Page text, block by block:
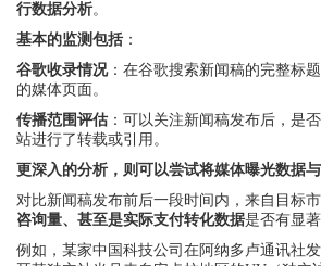
行数据分析。
基本的监测包括 ：
谷歌收录情况：在谷歌搜索新闻稿的完整标
的媒体页面。
传播范围评估 ：可以关注新闻稿发布后，是
站进行了转载或引用。
更深入的分析，则可以尝试将媒体曝光数据
对比新闻稿发布前后一段时间内，来自目标
咨询量、甚至是实际支付转化数据是否有显著
例如，某家中国科技公司在阿纳多卢通讯社